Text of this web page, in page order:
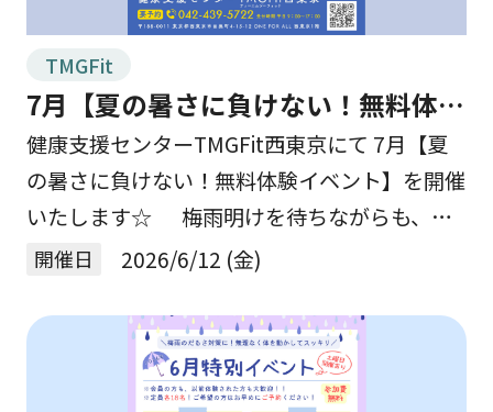
TMGFit
7月【夏の暑さに負けない！無料体験
イベント】を開催します☆
健康支援センターTMGFit西東京にて 7月【夏
の暑さに負けない！無料体験イベント】を開催
いたします☆ 梅雨明けを待ちながらも、強
い日差しが夏の近づきを感じさせる毎日です🌞
[…]
開催日 2026/6/12 (金)